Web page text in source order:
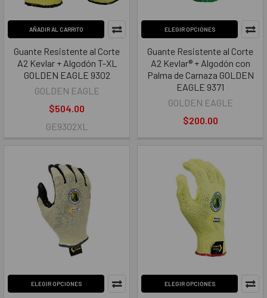
AÑADIR AL CARRITO
Guante Resistente al Corte
A2 Kevlar + Algodón T-XL
GOLDEN EAGLE 9302
GOLDEN EAGLE
$504.00
GE9302XL
ELEGIR OPCIONES
Guante Resistente al Corte
A2 Kevlar® + Algodón con
Palma de Carnaza GOLDEN
EAGLE 9371
GOLDEN EAGLE
$200.00
ELEGIR OPCIONES ELEGIR OPCIONES